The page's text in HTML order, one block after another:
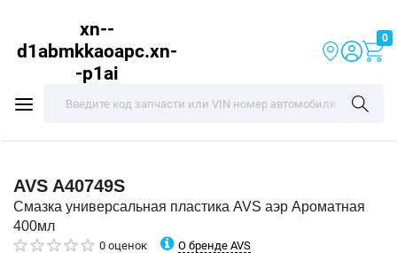
xn--
d1abmkkaoapc.xn-
-p1ai
0
AVS A40749S
Смазка универсальная пластика AVS аэр Ароматная
400мл
0 оценок О бренде AVS